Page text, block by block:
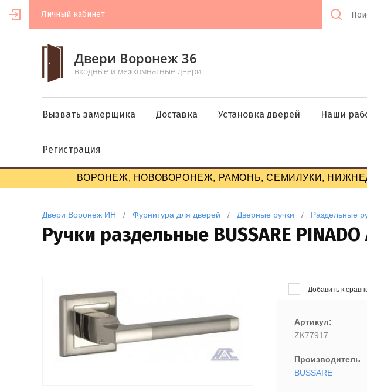
Личный кабинет
Двери Воронеж 36
входные и межкомнатные двери
Вызвать замерщика Доставка Установка дверей Наши
Регистрация
ВОРОНЕЖ, НОВОВОРОНЕЖ, РАМОНЬ, СЕМИЛУКИ,
Двери Воронеж ИН
   /
Фурнитура для дверей
   /
Дверные ручки
   /
Раздельные
Ручки раздельные BUSSARE PINADO
Добавить к
Артикул:
ZK77917
Производитель
BUSSARE